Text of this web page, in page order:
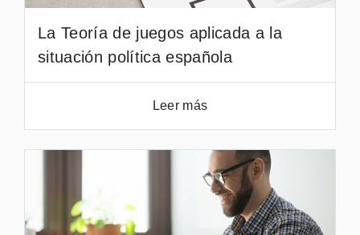
La Teoría de juegos aplicada a la
situación política española
Leer más